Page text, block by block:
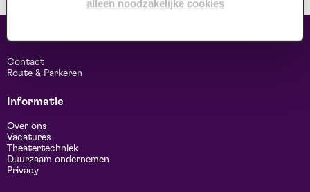
alleen noodzakelijke cookies
Contact & adres
Contact
Route & Parkeren
Informatie
Over ons
Vacatures
Theatertechniek
Duurzaam ondernemen
Privacy